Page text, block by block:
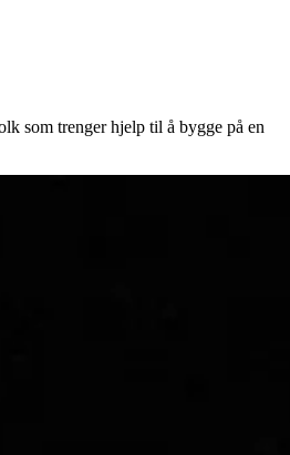
som trenger hjelp til å bygge på en